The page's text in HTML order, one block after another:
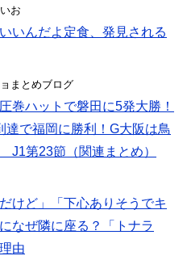
お
いんだよ定食、発見される
まとめブログ
巻ハットで磐田に5発大勝！
達で福岡に勝利！G大阪は鳥
第23節（関連まとめ）
けど」「下心ありそうでキ
なぜ隣に座る？「トナラ
由